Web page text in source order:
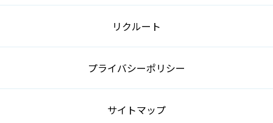
リクルート
プライバシーポリシー
サイトマップ